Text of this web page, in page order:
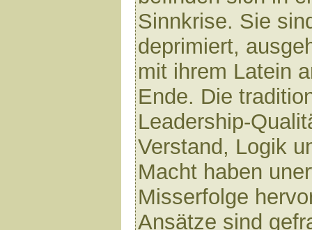
Sinnkrise. Sie
deprimiert,
mit ihrem Latein
Ende. Die
Leadership-
Verstand, Logik
Macht haben
Misserfolge
Ansätze sind